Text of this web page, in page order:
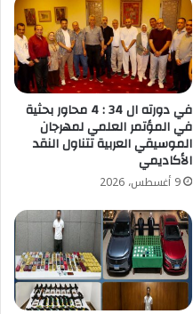
في دورته ال 34 : 4 محاور بحثية
في المؤتمر العلمي لمهرجان
الموسيقي العربية تتناول النقد
الأكاديمي
9 أغسطس، 2026